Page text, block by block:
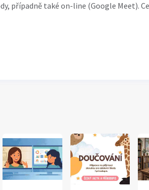
případně také on-line (Google Meet).